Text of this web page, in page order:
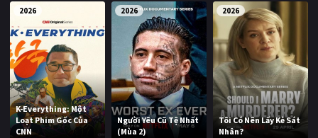
2026
K-Everything: Một
Loạt Phim Gốc Của
CNN
2026
Người Yêu Cũ Tệ Nhất
(Mùa 2)
2026
Tôi Có Nên Lấy Kẻ Sát
Nhân?